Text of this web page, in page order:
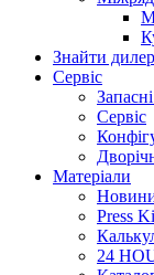
Знайти
Сервіс
Сервіс
Матеріали
Press
24